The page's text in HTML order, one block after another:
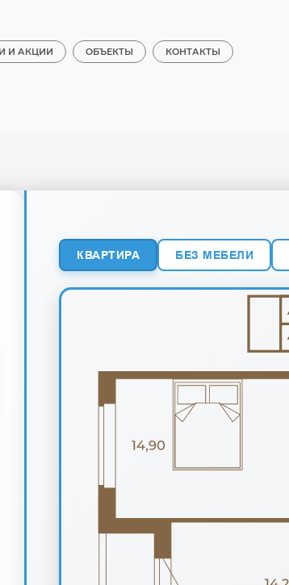
И АКЦИИ ОБЪЕКТЫ КОНТАКТЫ
КВАРТИРА БЕЗ МЕБЕЛИ